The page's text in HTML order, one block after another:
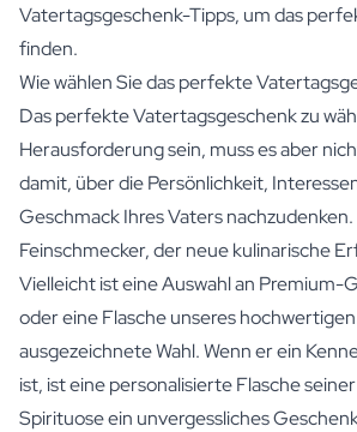
Vatertagsgeschenk-Tipps, um das
finden.
Wie wählen Sie das perfekte
Das perfekte Vatertagsgeschenk zu
Herausforderung sein, muss es aber
damit, über die Persönlichkeit,
Geschmack Ihres Vaters nachzudenken.
Feinschmecker, der neue kulinarische
Vielleicht ist eine Auswahl an Premium-
oder eine Flasche unseres hochwertigen
ausgezeichnete Wahl. Wenn er ein
ist, ist eine personalisierte Flasche
Spirituoseein unvergessliches